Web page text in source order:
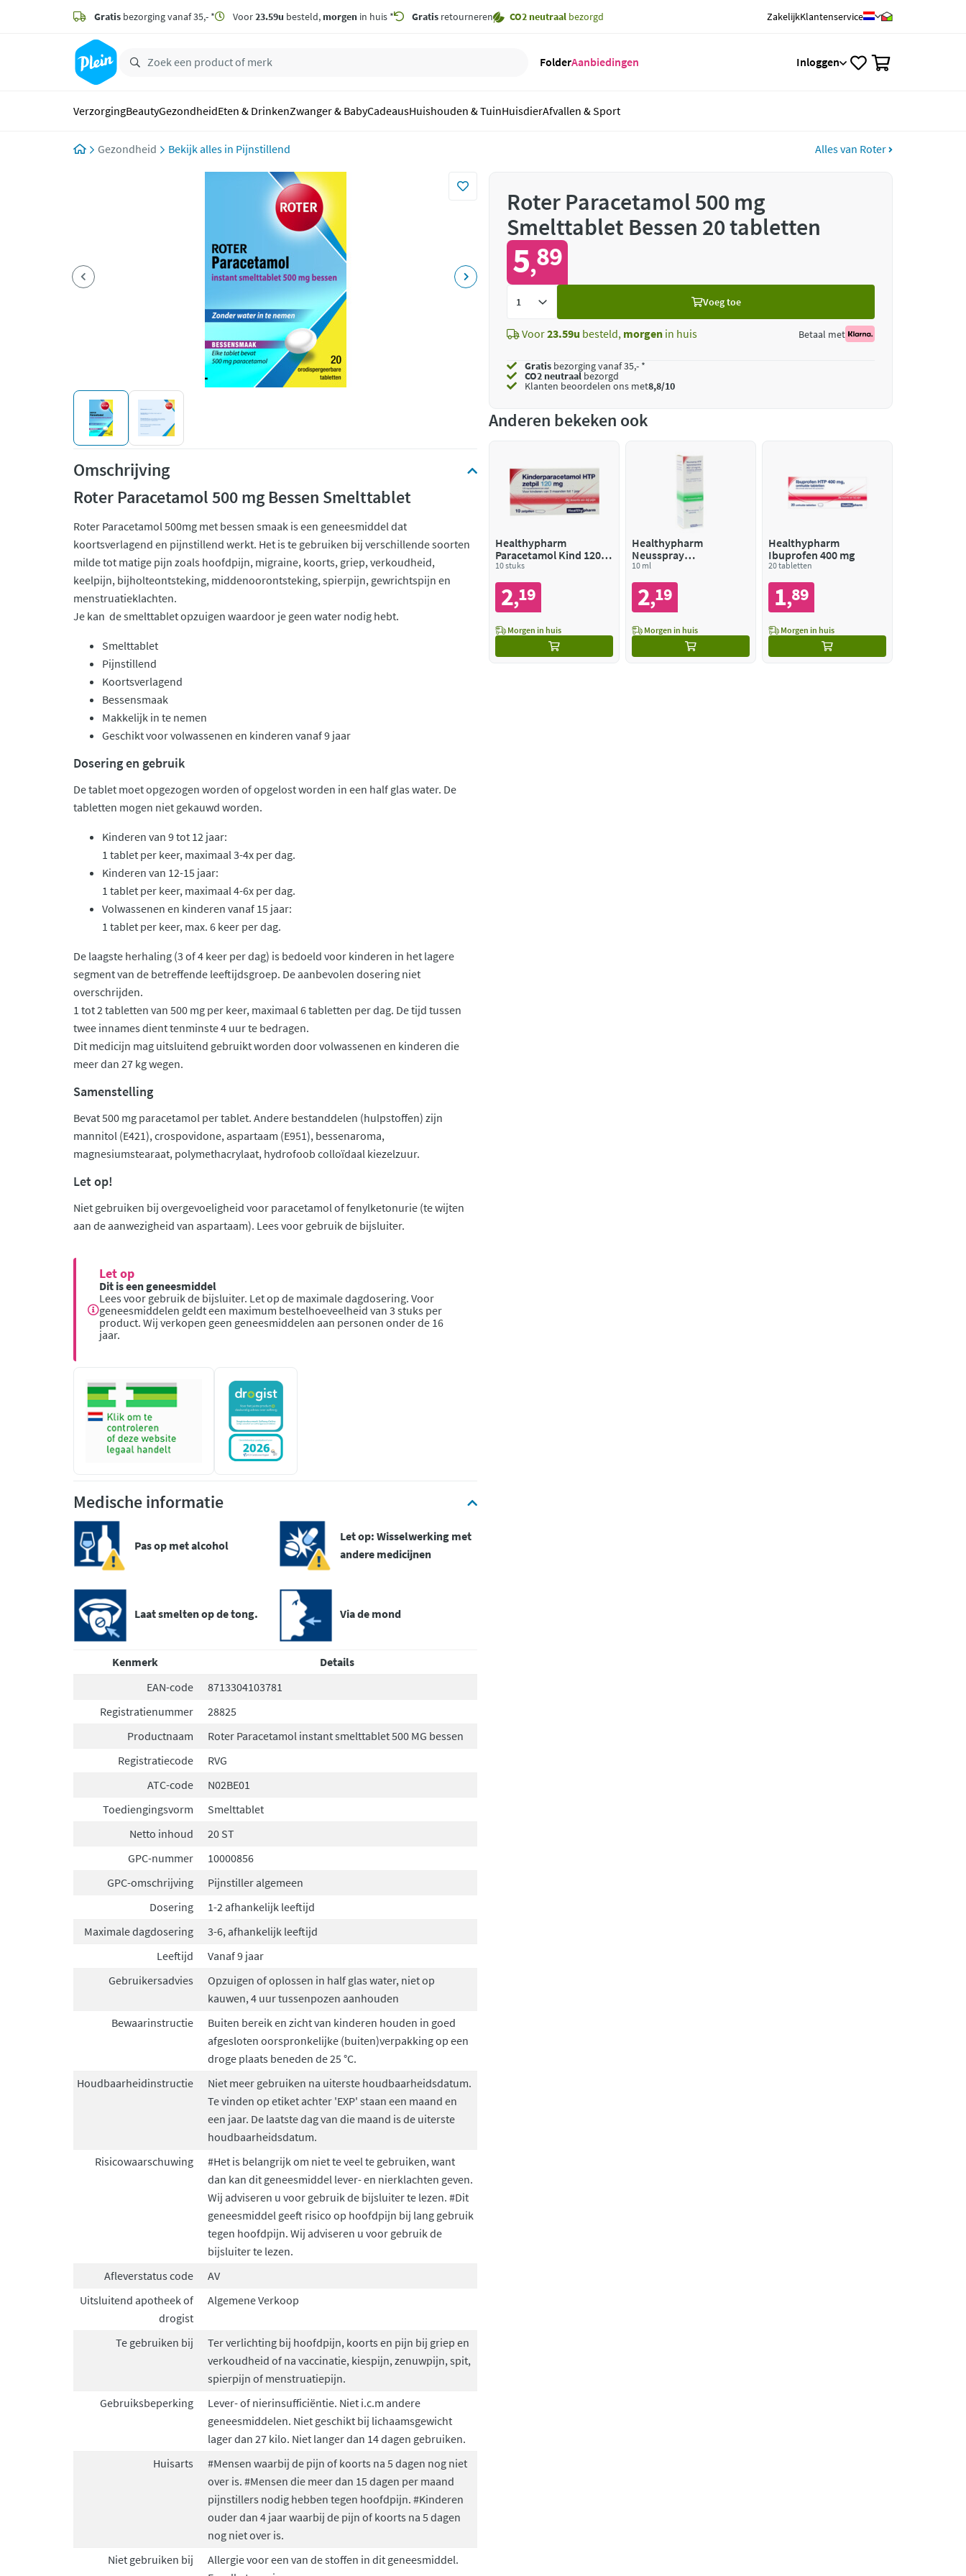
zoeken
hoofdinhoud
Gratis bezorging vanaf 35,- * Voor23.59u besteld, morgen in huis * Gratis retourneren CO2 neutraal bezorgd ZakelijkKlantenservice
FolderAanbiedingen Inloggen
VerzorgingBeautyGezondheidEten & DrinkenZwanger & BabyCadeausHuishouden & TuinHuisdierAfvallen & Sport
Gezondheid Pijnstillend Alles van Roter
Omschrijving
Roter Paracetamol 500 mg Bessen Smelttablet
Roter Paracetamol 500mg met bessen smaak is een geneesmiddel dat
koortsverlagend en pijnstillend werkt. Het is te gebruiken bij verschillende soorten
milde tot matige pijn zoals hoofdpijn, migraine, koorts, griep, verkoudheid,
keelpijn, bijholteontsteking, middenoorontsteking, spierpijn, gewrichtspijn en
menstruatieklachten.
Je kan de smelttablet opzuigen waardoor je geen water nodig hebt.
Smelttablet
Pijnstillend
Koortsverlagend
Bessensmaak
Makkelijk in te nemen
Geschikt voor volwassenen en kinderen vanaf 9 jaar
Dosering en gebruik
De tablet moet opgezogen worden of opgelost worden in een half glas water. De
tabletten mogen niet gekauwd worden.
Kinderen van 9 tot 12 jaar:
1 tablet per keer, maximaal 3-4x per dag.
Kinderen van 12-15 jaar:
1 tablet per keer, maximaal 4-6x per dag.
Volwassenen en kinderen vanaf 15 jaar:
1 tablet per keer, max. 6 keer per dag.
De laagste herhaling (3 of 4 keer per dag) is bedoeld voor kinderen in het lagere
segment van de betreffende leeftijdsgroep. De aanbevolen dosering niet
overschrijden.
1 tot 2 tabletten van 500 mg per keer, maximaal 6 tabletten per dag. De tijd tussen
twee innames dient tenminste 4 uur te bedragen.
Dit medicijn mag uitsluitend gebruikt worden door volwassenen en kinderen die
meer dan 27 kg wegen.
Samenstelling
Bevat 500 mg paracetamol per tablet. Andere bestanddelen (hulpstoffen) zijn
mannitol (E421), crospovidone, aspartaam (E951), bessenaroma,
magnesiumstearaat, polymethacrylaat, hydrofoob colloïdaal kiezelzuur.
Let op!
Niet gebruiken bij overgevoeligheid voor paracetamol of fenylketonurie (te wijten
aan de aanwezigheid van aspartaam). Lees voor gebruik de bijsluiter.
Let op
Dit is een geneesmiddel
Lees voor gebruik de bijsluiter. Let op de maximale dagdosering. Voor
geneesmiddelen geldt een maximum bestelhoeveelheid van 3 stuks per
product. Wij verkopen geen geneesmiddelen aan personen onder de 16
jaar.
Medische informatie
Pas op met alcohol
Let op: Wisselwerking met
andere medicijnen
Laat smelten op de tong. Via de mond
Kenmerk
Details
EAN-code
8713304103781
Registratienummer
28825
Productnaam
Roter Paracetamol instant smelttablet 500 MG bessen
Registratiecode
RVG
ATC-code
N02BE01
Toediengingsvorm
Smelttablet
Netto inhoud
20 ST
GPC-nummer
10000856
GPC-omschrijving
Pijnstiller algemeen
Dosering
1-2 afhankelijk leeftijd
Maximale dagdosering
3-6, afhankelijk leeftijd
Leeftijd
Vanaf 9 jaar
Gebruikersadvies
Opzuigen of oplossen in half glas water, niet op
kauwen, 4 uur tussenpozen aanhouden
Bewaarinstructie
Buiten bereik en zicht van kinderen houden in goed
afgesloten oorspronkelijke (buiten)verpakking op een
droge plaats beneden de 25 °C.
Houdbaarheidinstructie
Niet meer gebruiken na uiterste houdbaarheidsdatum.
Te vinden op etiket achter 'EXP' staan een maand en
een jaar. De laatste dag van die maand is de uiterste
houdbaarheidsdatum.
Risicowaarschuwing
#Het is belangrijk om niet te veel te gebruiken, want
dan kan dit geneesmiddel lever- en nierklachten geven.
Wij adviseren u voor gebruik de bijsluiter te lezen. #Dit
geneesmiddel geeft risico op hoofdpijn bij lang gebruik
tegen hoofdpijn. Wij adviseren u voor gebruik de
bijsluiter te lezen.
Afleverstatus code
AV
Uitsluitend apotheek of
drogist
Algemene Verkoop
Te gebruiken bij
Ter verlichting bij hoofdpijn, koorts en pijn bij griep en
verkoudheid of na vaccinatie, kiespijn, zenuwpijn, spit,
spierpijn of menstruatiepijn.
Gebruiksbeperking
Lever- of nierinsufficiëntie. Niet i.c.m andere
geneesmiddelen. Niet geschikt bij lichaamsgewicht
lager dan 27 kilo. Niet langer dan 14 dagen gebruiken.
Huisarts
#Mensen waarbij de pijn of koorts na 5 dagen nog niet
over is. #Mensen die meer dan 15 dagen per maand
pijnstillers nodig hebben tegen hoofdpijn. #Kinderen
ouder dan 4 jaar waarbij de pijn of koorts na 5 dagen
nog niet over is.
Niet gebruiken bij
Allergie voor een van de stoffen in dit geneesmiddel.
Roter Paracetamol 500 mg
Smelttablet Bessen 20 tabletten
5,89
Voeg toe
Voor23.59u besteld, morgen in huis Betaal met
Gratis bezorging vanaf 35,- *
CO2 neutraalbezorgd
Klanten beoordelen ons met8,8/10
Anderen bekeken ook
Healthypharm
Paracetamol Kind 120
mg
10 stuks
2,19
Morgen in huis
Healthypharm
Neusspray
Xylometazoline 1
mg/ml
10 ml
2,19
Morgen in huis
Healthypharm
Ibuprofen 400 mg
20 tabletten
1,89
Morgen in huis